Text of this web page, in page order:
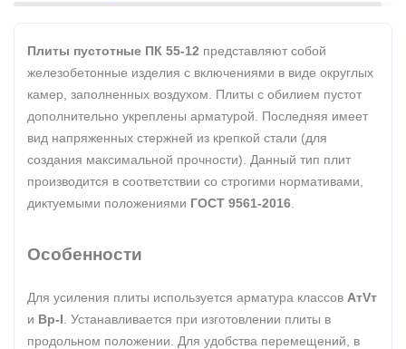
Плиты пустотные ПК 55-12 представляют собой
железобетонные изделия с включениями в виде округлых
камер, заполненных воздухом. Плиты с обилием пустот
дополнительно укреплены арматурой. Последняя имеет
вид напряженных стержней из крепкой стали (для
создания максимальной прочности). Данный тип плит
производится в соответствии со строгими нормативами,
диктуемыми положениями ГОСТ 9561-2016
Особенности
Для усиления плиты используется арматура классов АтVт
и Вр-I . Устанавливается при изготовлении плиты в
продольном положении. Для удобства перемещений, в